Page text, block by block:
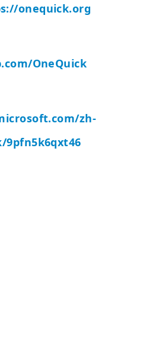
onequick.org
OneQuick
zh-
9pfn5k6qxt46